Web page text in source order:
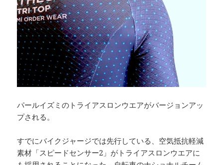
パールイズミのトライアスロンウエアがバージョンアッ
プされる。
すでにバイクジャージでは先行している、空気抵抗軽減
素材「スピードセンサー2」がトライアスロンウエアに